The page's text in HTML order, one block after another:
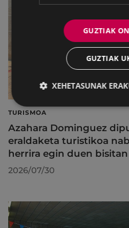
TURISMOA
Azahara Dominguez
eraldaketa turistikoa
herrira egin duen bisitan
2026/07/30
GUZTIAK
GUZTIAK
XEHETASUNAK